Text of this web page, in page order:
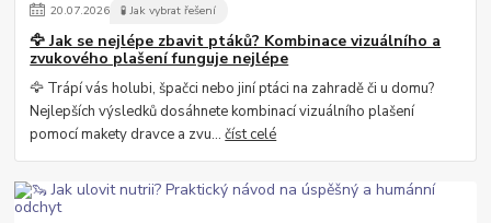
20.07.2026 🧪 Jak vybrat řešení
🦅 Jak se nejlépe zbavit ptáků? Kombinace vizuálního a
zvukového plašení funguje nejlépe
🦅 Trápí vás holubi, špačci nebo jiní ptáci na zahradě či u domu?
Nejlepších výsledků dosáhnete kombinací vizuálního plašení
pomocí makety dravce a zvu...číst celé